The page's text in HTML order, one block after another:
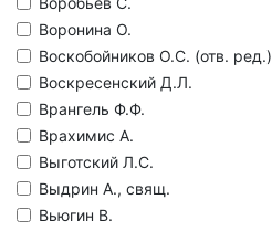
Воронина О.
Воскобойников О.С. (отв. ред.)
Воскресенский Д.Л.
Врангель Ф.Ф.
Врахимис А.
Выготский Л.С.
Выдрин А., свящ.
Вьюгин В.